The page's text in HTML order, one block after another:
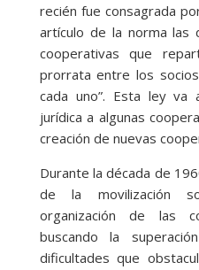
recién fue consagrada
artículo de la norma las
cooperativas que
prorrata entre los
cada uno”. Esta ley va
jurídica a algunas
creación de nuevas
Durante la década de
de la movilización
organización de las
buscando la
dificultades que